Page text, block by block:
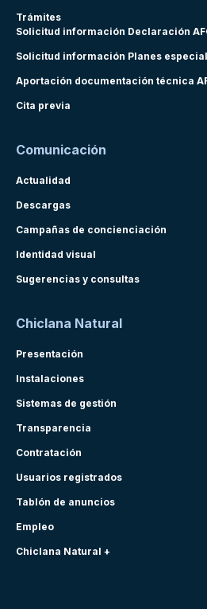
Trámites
Solicitud información Declaración
Solicitud información Planes
Aportación documentación técnica
Cita previa
Comunicación
Actualidad
Descargas
Campañas de concienciación
Identidad visual
Sugerencias y consultas
Chiclana Natural
Presentación
Instalaciones
Sistemas de gestión
Transparencia
Contratación
Usuarios registrados
Tablón de anuncios
Empleo
Chiclana Natural +